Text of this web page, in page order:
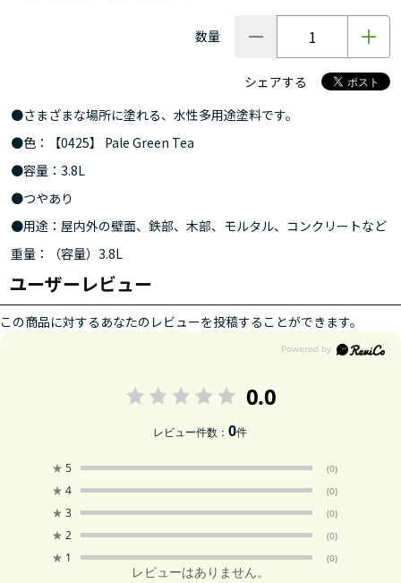
数量
シェアする
●さまざまな場所に塗れる、水性多用途塗料です。
●色：【0425】 Pale Green Tea
●容量：3.8L
●つやあり
●用途：屋内外の壁面、鉄部、木部、モルタル、コンクリートなど
重量：（容量）3.8L
ユーザーレビュー
この商品に対するあなたのレビューを投稿することができます。
0.0
レビュー件数：0件
★ 5 (0)
★ 4 (0)
★ 3 (0)
★ 2 (0)
★ 1 (0)
レビューはありません。